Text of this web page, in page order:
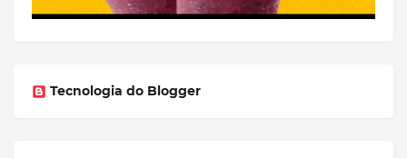
Tecnologia do Blogger